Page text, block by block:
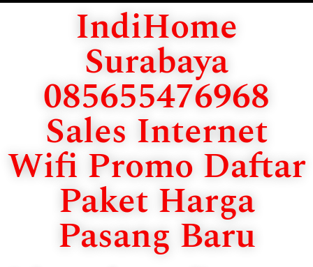
IndiHome
Surabaya
085655476968
Sales Internet
Wifi Promo Daftar
Paket Harga
Pasang Baru